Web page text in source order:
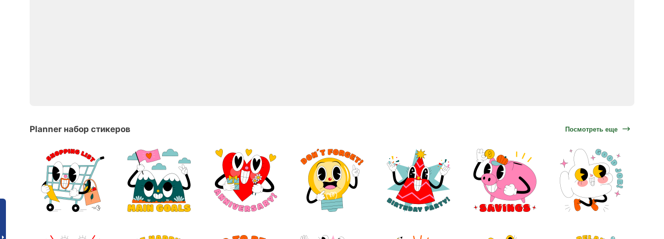
Planner набор стикеров Посмотреть еще